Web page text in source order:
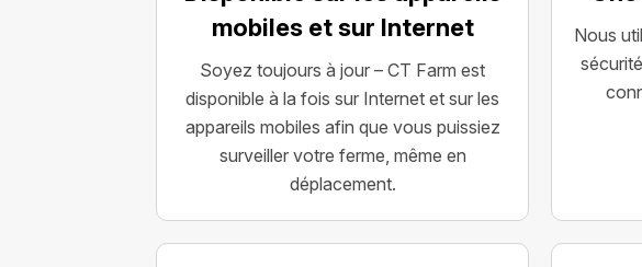
mobiles et sur Internet
Soyez toujours à jour – CT Farm est
disponible à la fois sur Internet et sur les
appareils mobiles afin que vous puissiez
surveiller votre ferme, même en
déplacement.
Nous